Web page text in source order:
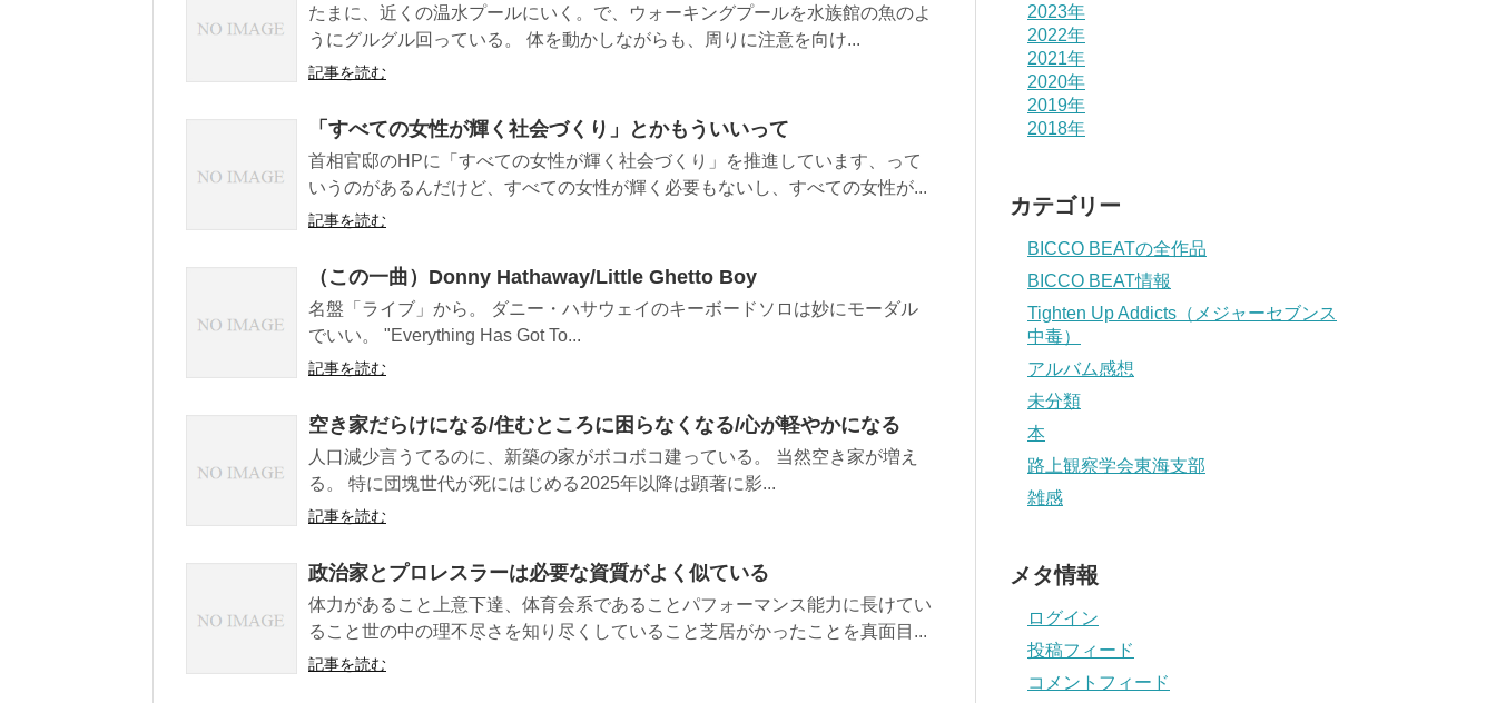
たまに、近くの温水プールにいく。で、ウォーキングプールを水族館の魚のよ
うにグルグル回っている。 体を動かしながらも、周りに注意を向け...
記事を読む
「すべての女性が輝く社会づくり」とかもういいって
首相官邸のHPに「すべての女性が輝く社会づくり」を推進しています、って
いうのがあるんだけど、すべての女性が輝く必要もないし、すべての女性が...
記事を読む
（この一曲）Donny Hathaway/Little Ghetto Boy
名盤「ライブ」から。 ダニー・ハサウェイのキーボードソロは妙にモーダル
でいい。 "Everything Has Got To...
記事を読む
空き家だらけになる/住むところに困らなくなる/心が軽やかになる
人口減少言うてるのに、新築の家がボコボコ建っている。 当然空き家が増え
る。 特に団塊世代が死にはじめる2025年以降は顕著に影...
記事を読む
政治家とプロレスラーは必要な資質がよく似ている
体力があること上意下達、体育会系であることパフォーマンス能力に長けてい
ること世の中の理不尽さを知り尽くしていること芝居がかったことを真面目...
記事を読む
2023年
2022年
2021年
2020年
2019年
2018年
カテゴリー
BICCO BEATの全作品
BICCO BEAT情報
Tighten Up Addicts（メジャーセブンス
中毒）
アルバム感想
未分類
本
路上観察学会東海支部
雑感
メタ情報
ログイン
投稿フィード
コメントフィード